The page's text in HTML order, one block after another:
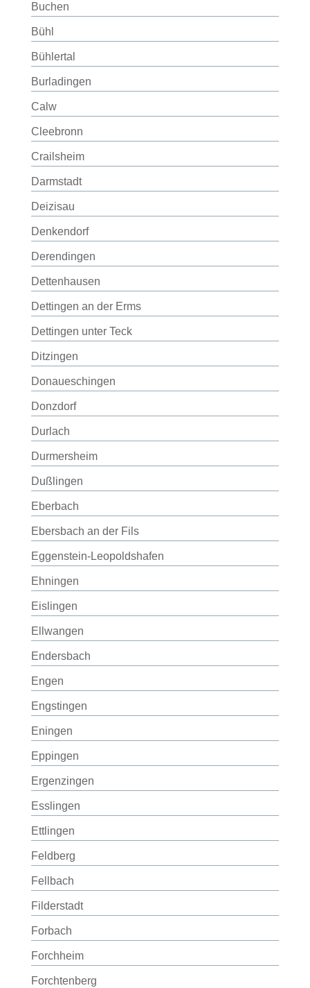
Buchen
Bühl
Bühlertal
Burladingen
Calw
Cleebronn
Crailsheim
Darmstadt
Deizisau
Denkendorf
Derendingen
Dettenhausen
Dettingen an der Erms
Dettingen unter Teck
Ditzingen
Donaueschingen
Donzdorf
Durlach
Durmersheim
Dußlingen
Eberbach
Ebersbach an der Fils
Eggenstein-Leopoldshafen
Ehningen
Eislingen
Ellwangen
Endersbach
Engen
Engstingen
Eningen
Eppingen
Ergenzingen
Esslingen
Ettlingen
Feldberg
Fellbach
Filderstadt
Forbach
Forchheim
Forchtenberg